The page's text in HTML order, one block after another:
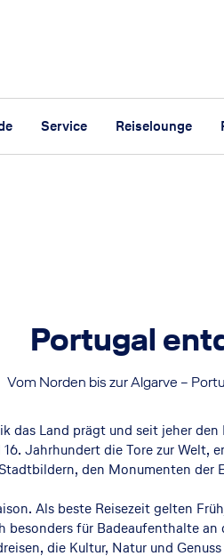
Service Reiselounge
Portugal
Vom Norden bis zur Algarve –
Land prägt und seit jeher
Jahrhundert die Tore zur Welt,
den Monumenten
Als beste Reisezeit gelten
für Badeaufenthalte
die Kultur, Natur und